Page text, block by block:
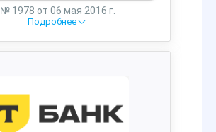
№ 1978 от 06 мая 2016 г.
Подробнее